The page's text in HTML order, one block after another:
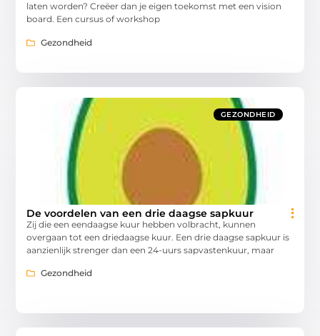
laten worden? Creëer dan je eigen toekomst met een vision
board. Een cursus of workshop
Gezondheid
GEZONDHEID
De voordelen van een drie daagse sapkuur
Zij die een eendaagse kuur hebben volbracht, kunnen
overgaan tot een driedaagse kuur. Een drie daagse sapkuur is
aanzienlijk strenger dan een 24-uurs sapvastenkuur, maar
Gezondheid